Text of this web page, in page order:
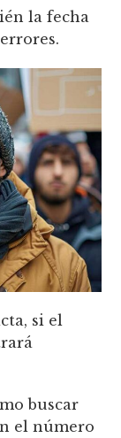
la fecha
si el
buscar
el número